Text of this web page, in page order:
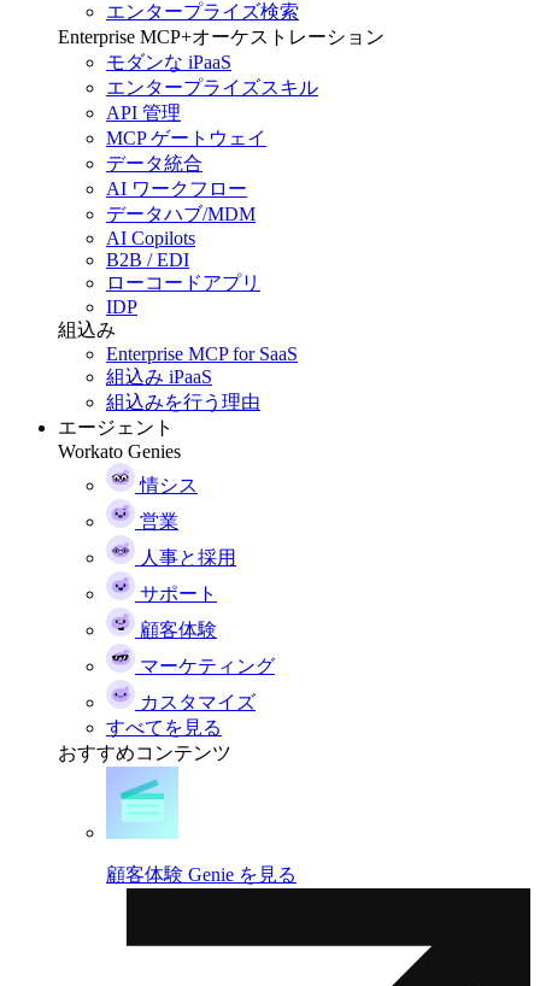
エンタープライズ検索
Enterprise MCP+オーケストレーション
モダンな iPaaS
エンタープライズスキル
API 管理
MCP ゲートウェイ
データ統合
AI ワークフロー
データハブ/MDM
AI Copilots
B2B / EDI
ローコードアプリ
IDP
組込み
Enterprise MCP for SaaS
組込み iPaaS
組込みを行う理由
エージェント
Workato Genies
情シス
営業
人事と採用
サポート
顧客体験
マーケティング
カスタマイズ
すべてを見る
おすすめコンテンツ
顧客体験 Genie を見る